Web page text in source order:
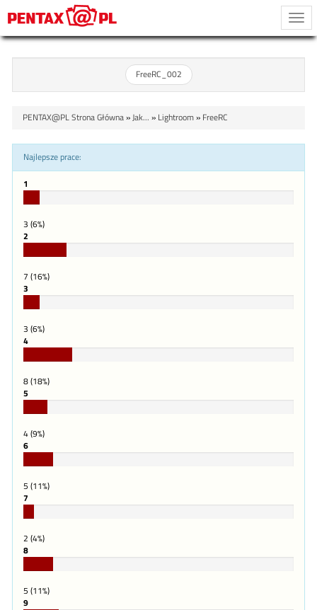
FreeRC_002
PENTAX@PL Strona Główna»Jak... » Lightroom» FreeRC
Najlepsze prace:
1
3 (6%)
2
7 (16%)
3
3 (6%)
4
8 (18%)
5
4 (9%)
6
5 (11%)
7
2 (4%)
8
5 (11%)
9